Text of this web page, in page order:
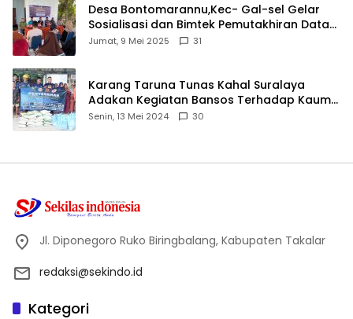
Desa Bontomarannu,Kec- Gal-sel Gelar
Sosialisasi dan Bimtek Pemutakhiran Data
ID
Jumat, 9 Mei 2025 31
Karang Taruna Tunas Kahal Suralaya
Adakan Kegiatan Bansos Terhadap Kaum
Dhuafa dan Anak Yatim-Piatu
Senin, 13 Mei 2024 30
Jl. Diponegoro Ruko Biringbalang, Kabupaten Takalar
redaksi@sekindo.id
Kategori